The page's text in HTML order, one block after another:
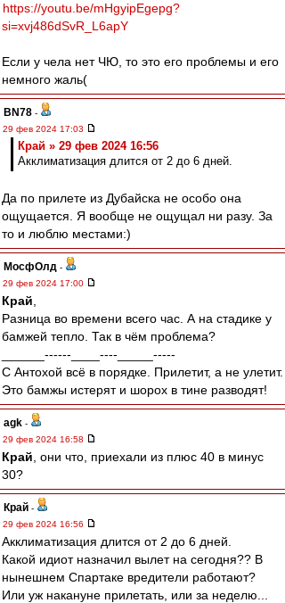
https://youtu.be/mHgyipEgepg?
si=xvj486dSvR_L6apY
Если у чела нет ЧЮ, то это его проблемы и его
немного жаль(
BN78 -
29 фев 2024 17:03
Край » 29 фев 2024 16:56
Акклиматизация длится от 2 до 6 дней.
Да по прилете из Дубайска не особо она
ощущается. Я вообще не ощущал ни разу. За
то и люблю местами:)
МосфОлд -
29 фев 2024 17:00
Край
Разница во времени всего час. А на стадике у
бамжей тепло. Так в чём проблема?
______------____----_____-----
С Антохой всё в порядке. Прилетит, а не улетит.
Это бамжы истерят и шорох в тине разводят!
agk -
29 фев 2024 16:58
Край , они что, приехали из плюс 40 в минус
30?
Край -
29 фев 2024 16:56
Акклиматизация длится от 2 до 6 дней.
Какой идиот назначил вылет на сегодня?? В
нынешнем Спартаке вредители работают?
Или уж накануне прилетать, или за неделю...